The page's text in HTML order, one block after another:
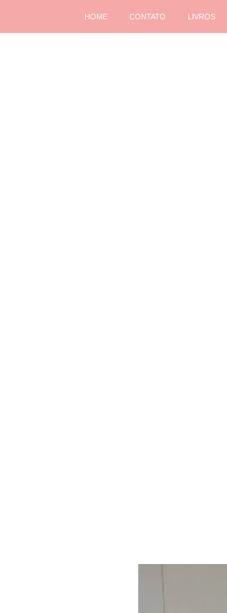
HOME CONTATO LIVROS